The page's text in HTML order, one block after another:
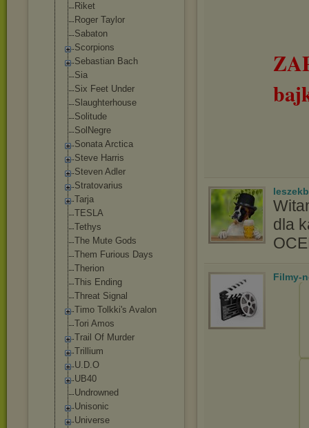
Riket
Roger Taylor
Sabaton
Scorpions
Sebastian Bach
Sia
Six Feet Under
Slaughterhouse
Solitude
SolNegre
Sonata Arctica
Steve Harris
Steven Adler
Stratovarius
Tarja
TESLA
Tethys
The Mute Gods
Them Furious Days
Therion
This Ending
Threat Signal
Timo Tolkki's Avalon
Tori Amos
Trail Of Murder
Trillium
U.D.O
UB40
Undrowned
Unisonic
Universe
dla
Filmy-